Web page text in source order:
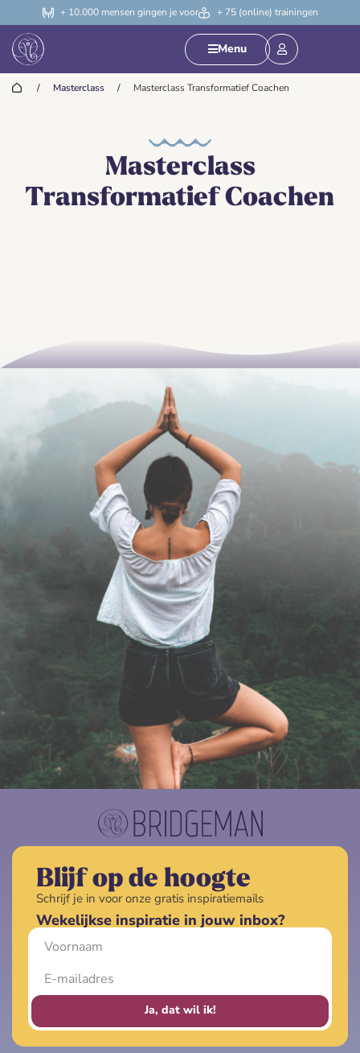
+ 10.000 mensen gingen je voor + 75 (online) trainingen
Menu
/ Masterclass / Masterclass Transformatief Coachen
Masterclass
Transformatief Coachen
Blijf op de hoogte
Schrijf je in voor onze gratis inspiratiemails
Wekelijkse inspiratie in jouw inbox?
Ja, dat wil ik!